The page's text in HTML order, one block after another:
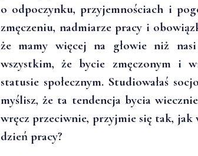
o odpoczynku, przyjemnościach i
zmęczeniu, nadmiarze pracy i
że mamy więcej na głowie niż
wszystkim, że bycie zmęczonym i
statusie społecznym. Studiowałaś
myślisz, że ta tendencja bycia
wręcz przeciwnie, przyjmie się tak,
dzień pracy?